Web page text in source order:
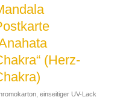
(Herz-
einseitiger UV-Lack